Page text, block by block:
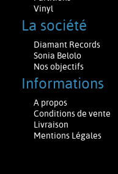
Vinyl
La société
Diamant Records
Sonia Belolo
Nos objectifs
Informations
A propos
Conditions de vente
Livraison
Mentions Légales